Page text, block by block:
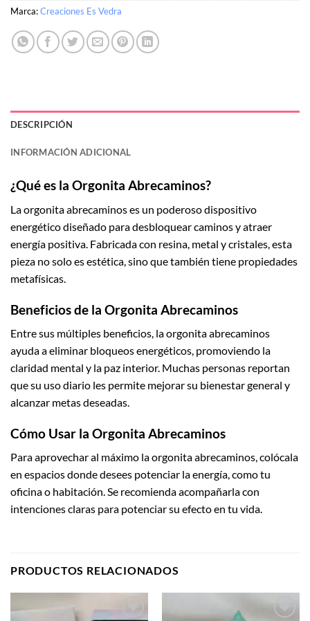
Marca:Creaciones Es Vedra
DESCRIPCIÓN
INFORMACIÓN ADICIONAL
¿Qué es la Orgonita Abrecaminos?
La orgonita abrecaminos es un poderoso dispositivo
energético diseñado para desbloquear caminos y atraer
energía positiva. Fabricada con resina, metal y cristales, esta
pieza no solo es estética, sino que también tiene propiedades
metafísicas.
Beneficios de la Orgonita Abrecaminos
Entre sus múltiples beneficios, la orgonita abrecaminos
ayuda a eliminar bloqueos energéticos, promoviendo la
claridad mental y la paz interior. Muchas personas reportan
que su uso diario les permite mejorar su bienestar general y
alcanzar metas deseadas.
Cómo Usar la Orgonita Abrecaminos
Para aprovechar al máximo la orgonita abrecaminos, colócala
en espacios donde desees potenciar la energía, como tu
oficina o habitación. Se recomienda acompañarla con
intenciones claras para potenciar su efecto en tu vida.
PRODUCTOS RELACIONADOS